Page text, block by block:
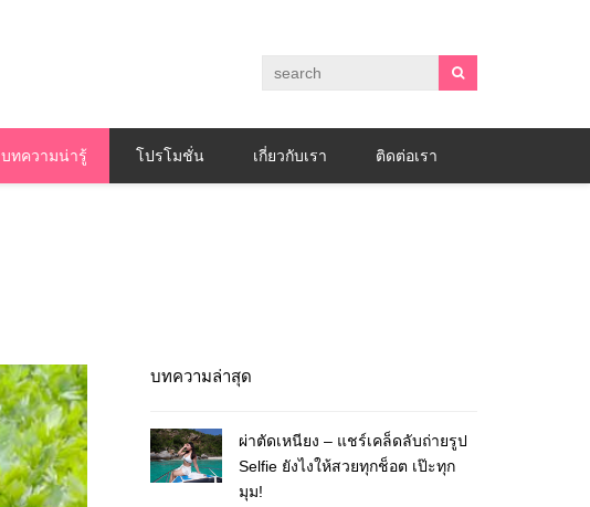
บทความน่ารู้ โปรโมชั่น เกี่ยวกับเรา ติดต่อเรา
บทความล่าสุด
ผ่าตัดเหนียง – แชร์เคล็ดลับถ่ายรูป
Selfie ยังไงให้สวยทุกช็อต เป๊ะทุก
มุม!